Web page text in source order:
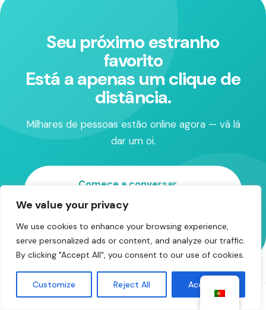
We value your privacy
We use cookies to enhance your browsing experience,
serve personalized ads or content, and analyze our traffic.
By clicking "Accept All", you consent to our use of cookies.
Customize Reject All Accept All
Seu próximo estranho
favorito
Está a apenas um clique de
distância.
Milhares de pessoas estão online agora — vá lá
dar um oi.
Comece a conversar
gratuitamente